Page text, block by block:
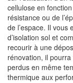
cellulose en
résistance ou de
de l’espace. Il vous
d’isolation sol et
recourir à une
rénovation, il
perdus en même
thermique aux